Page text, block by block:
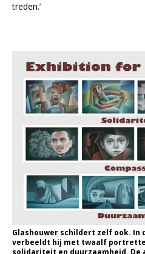
treden.’
Glashouwer schildert zelf ook. In
verbeeldt hij met twaalf